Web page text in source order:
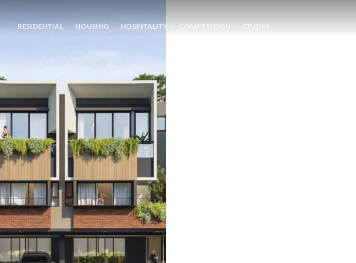
RESIDENTIAL HOUSING HOSPITALITY COMPETITION STUDIO